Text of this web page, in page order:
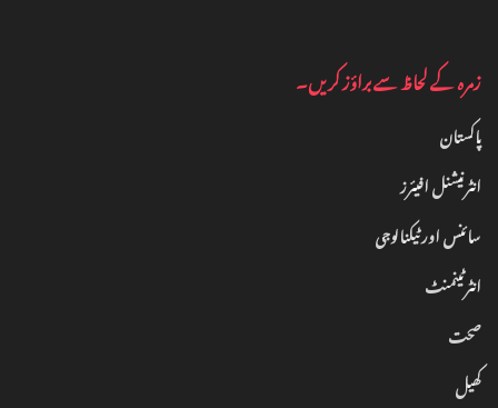
زمرہ کے لحاظ سے براؤز کریں۔
پاکستان
انٹرنیشنل افیئرز
سائنس اور ٹیکنالوجی
انٹرٹینمنٹ‎
صحت
کھیل